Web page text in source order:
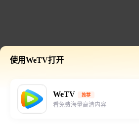
使用WeTV打开
WeTV 推荐
看免费海量高清内容